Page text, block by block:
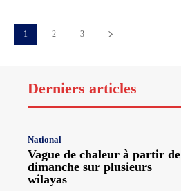
1 2 3
Derniers articles
National
Vague de chaleur à partir de
dimanche sur plusieurs
wilayas